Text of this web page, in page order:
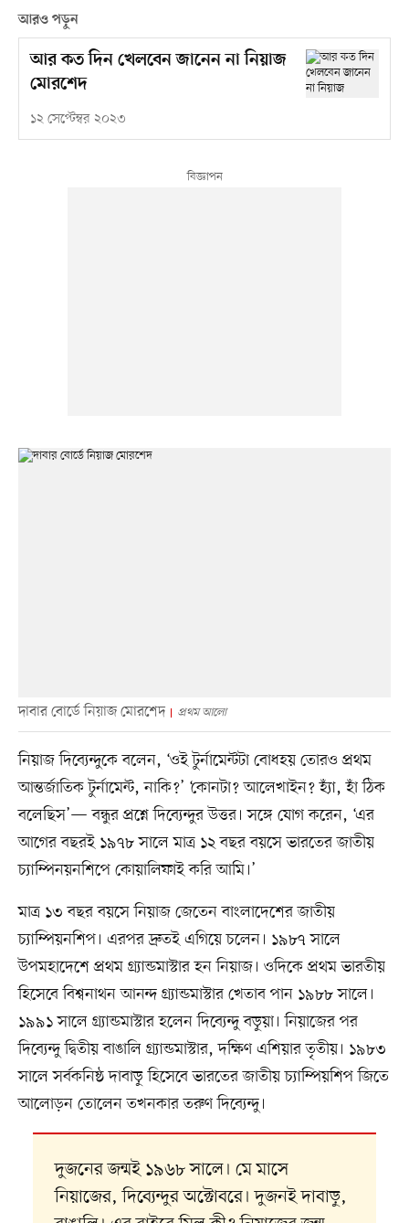
আরও পড়ুন
আর কত দিন খেলবেন জানেন না নিয়াজ
মোরশেদ
১২ সেপ্টেম্বর ২০২৩
দাবার বোর্ডে নিয়াজ মোরশেদ প্রথম আলো
নিয়াজ দিব্যেন্দুকে বলেন, ‘ওই টুর্নামেন্টটা বোধহয় তোরও প্রথম
আন্তর্জাতিক টুর্নামেন্ট, নাকি?’ ‘কোনটা? আলেখাইন? হ্যাঁ, হাঁ ঠিক
বলেছিস’— বন্ধুর প্রশ্নে দিব্যেন্দুর উত্তর। সঙ্গে যোগ করেন, ‘এর
আগের বছরই ১৯৭৮ সালে মাত্র ১২ বছর বয়সে ভারতের জাতীয়
চ্যাম্পিনয়নশিপে কোয়ালিফাই করি আমি।’
মাত্র ১৩ বছর বয়সে নিয়াজ জেতেন বাংলাদেশের জাতীয়
চ্যাম্পিয়নশিপ। এরপর দ্রুতই এগিয়ে চলেন। ১৯৮৭ সালে
উপমহাদেশে প্রথম গ্র্যান্ডমাস্টার হন নিয়াজ। ওদিকে প্রথম ভারতীয়
হিসেবে বিশ্বনাথন আনন্দ গ্র্যান্ডমাস্টার খেতাব পান ১৯৮৮ সালে।
১৯৯১ সালে গ্র্যান্ডমাস্টার হলেন দিব্যেন্দু বড়ুয়া। নিয়াজের পর
দিব্যেন্দু দ্বিতীয় বাঙালি গ্র্যান্ডমাস্টার, দক্ষিণ এশিয়ার তৃতীয়। ১৯৮৩
সালে সর্বকনিষ্ঠ দাবাড়ু হিসেবে ভারতের জাতীয় চ্যাম্পিয়শিপ জিতে
আলোড়ন তোলেন তখনকার তরুণ দিব্যেন্দু।
দুজনের জন্মই ১৯৬৮ সালে। মে মাসে
নিয়াজের, দিব্যেন্দুর অক্টোবরে। দুজনই দাবাড়ু,